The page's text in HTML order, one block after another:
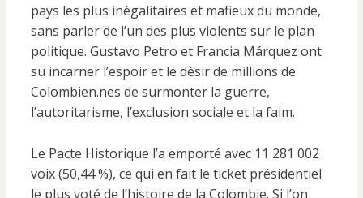
pays les plus inégalitaires et mafieux du monde,
sans parler de l’un des plus violents sur le plan
politique. Gustavo Petro et Francia Márquez ont
su incarner l’espoir et le désir de millions de
Colombien.nes de surmonter la guerre,
l’autoritarisme, l’exclusion sociale et la faim.
Le Pacte Historique l’a emporté avec 11 281 002
voix (50,44 %), ce qui en fait le ticket présidentiel
le plus voté de l’histoire de la Colombie. Si l’on